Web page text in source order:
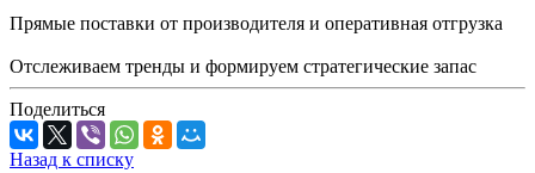
Прямые поставки от производителя и оперативная отгрузка
Отслеживаем тренды и формируем стратегические запас
Поделиться
Назад к списку